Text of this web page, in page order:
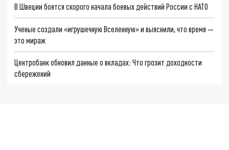
В Швеции боятся скорого начала боевых действий России с НАТО
Ученые создали «игрушечную Вселенную» и выяснили, что время —
это мираж
Центробанк обновил данные о вкладах: Что грозит доходности
сбережений